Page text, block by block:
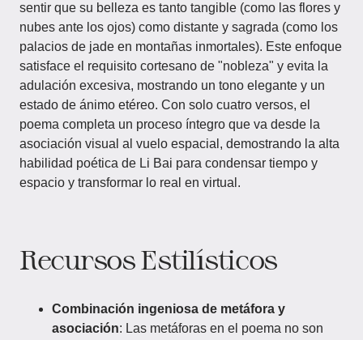
sentir que su belleza es tanto tangible (como las flores y
nubes ante los ojos) como distante y sagrada (como los
palacios de jade en montañas inmortales). Este enfoque
satisface el requisito cortesano de "nobleza" y evita la
adulación excesiva, mostrando un tono elegante y un
estado de ánimo etéreo. Con solo cuatro versos, el
poema completa un proceso íntegro que va desde la
asociación visual al vuelo espacial, demostrando la alta
habilidad poética de Li Bai para condensar tiempo y
espacio y transformar lo real en virtual.
Recursos Estilísticos
Combinación ingeniosa de metáfora y
asociación: Las metáforas en el poema no son